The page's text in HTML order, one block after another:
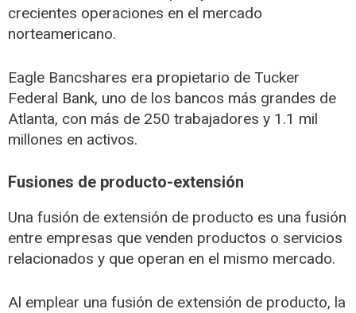
crecientes operaciones en el mercado
norteamericano.
Eagle Bancshares era propietario de Tucker
Federal Bank, uno de los bancos más grandes de
Atlanta, con más de 250 trabajadores y 1.1 mil
millones en activos.
Fusiones de producto-extensión
Una fusión de extensión de producto es una fusión
entre empresas que venden productos o servicios
relacionados y que operan en el mismo mercado.
Al emplear una fusión de extensión de producto, la